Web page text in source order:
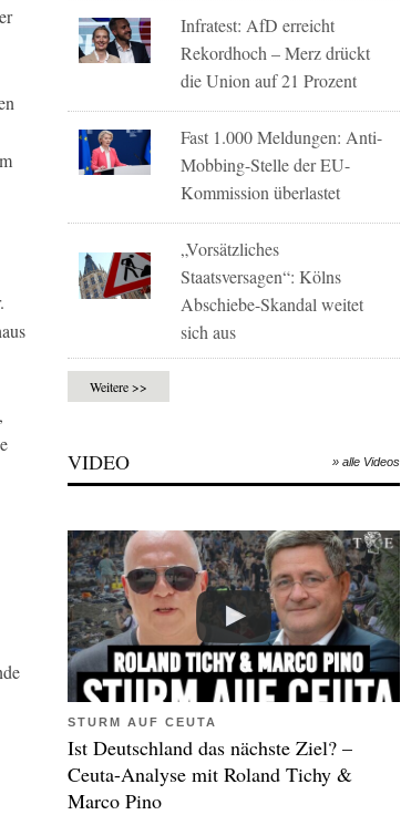
Infratest: AfD erreicht
Rekordhoch – Merz drückt
die Union auf 21 Prozent
Fast 1.000 Meldungen: Anti-
Mobbing-Stelle der EU-
Kommission überlastet
„Vorsätzliches
Staatsversagen“: Kölns
Abschiebe-Skandal weitet
sich aus
Weitere >>
VIDEO » alle Videos
STURM AUF CEUTA
Ist Deutschland das nächste Ziel? –
Ceuta-Analyse mit Roland Tichy &
Marco Pino